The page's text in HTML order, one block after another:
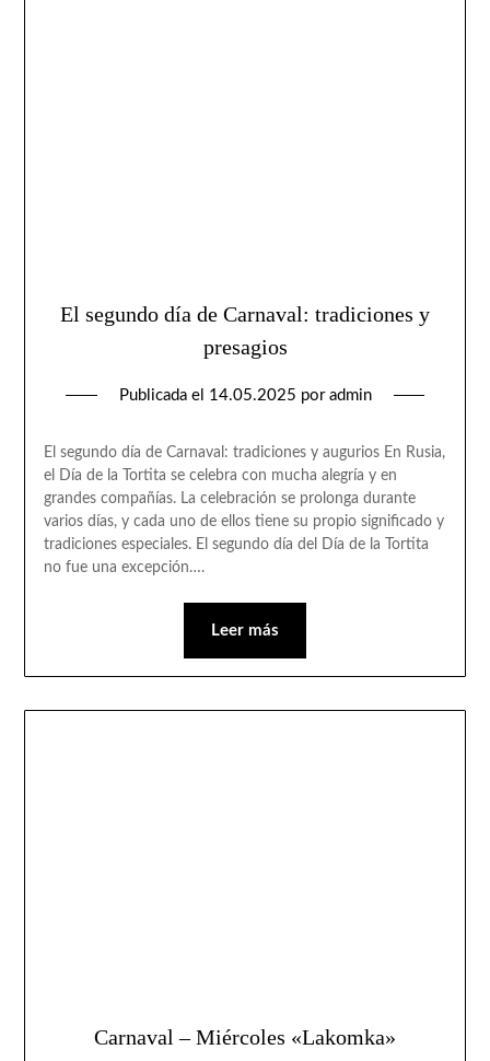
El segundo día de Carnaval: tradiciones y
presagios
Publicada el 14.05.2025 por admin
El segundo día de Carnaval: tradiciones y augurios En Rusia,
el Día de la Tortita se celebra con mucha alegría y en
grandes compañías. La celebración se prolonga durante
varios días, y cada uno de ellos tiene su propio significado y
tradiciones especiales. El segundo día del Día de la Tortita
no fue una excepción….
Leer más
Carnaval – Miércoles «Lakomka»